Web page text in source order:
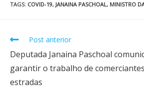
TAGS: COVID-19, JANAINA PASCHOAL, MINISTRO
Post anterior
Deputada Janaina Paschoal
garantir o trabalho de
estradas